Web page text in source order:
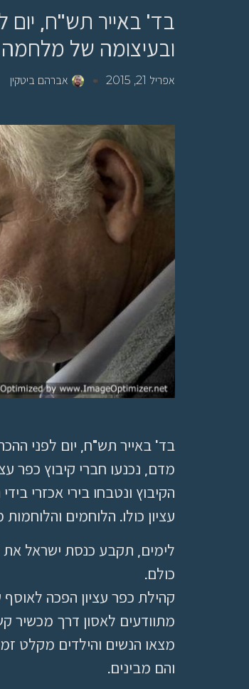
בד' באייר תש"ח,
ובעיצומה של
אפריל 21, 2015 אברהם ביטקין
בד' באייר תש"ח, יום לפני
הקיבוץ ונטבחו בירי אכזרי
עציון כולו. הלוחמים
לימים, תקבע כנסת ישראל את
כולם.
מתוודעים לאסון דרך מכשיר
מצאו הנשים והילדים מקלט
והם מבינים.